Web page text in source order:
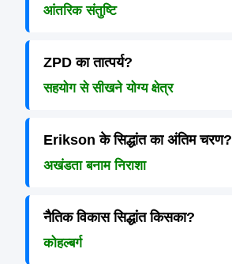
आंतरिक संतुष्टि
ZPD का तात्पर्य?
सहयोग से सीखने योग्य क्षेत्र
Erikson के सिद्धांत का अंतिम चरण?
अखंडता बनाम निराशा
नैतिक विकास सिद्धांत किसका?
कोहल्बर्ग